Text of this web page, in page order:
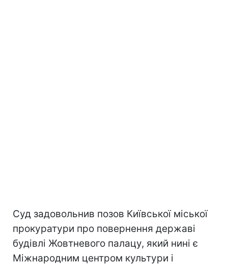
Суд задовольнив позов Київської міської
прокуратури про повернення державі
будівлі Жовтневого палацу, який нині є
Міжнародним центром культури і